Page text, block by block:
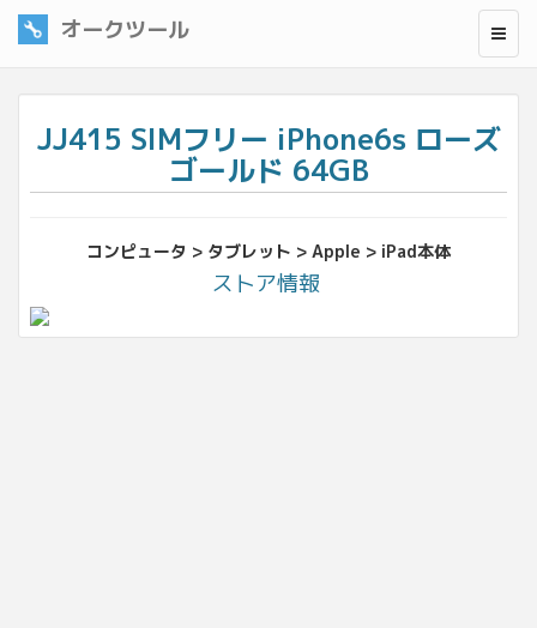
オークツール
JJ415 SIMフリー iPhone6s ローズ
ゴールド 64GB
コンピュータ > タブレット > Apple > iPad本体
ストア情報